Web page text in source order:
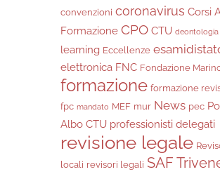
convenzioni coronavirus Corsi
Formazione CPO CTU deontologia
learning Eccellenze
elettronica FNC Fondazione
formazione formazione
fpc mandato MEF mur News pec
Albo CTU professionisti delegati
revisione legale
locali revisori legali SAF